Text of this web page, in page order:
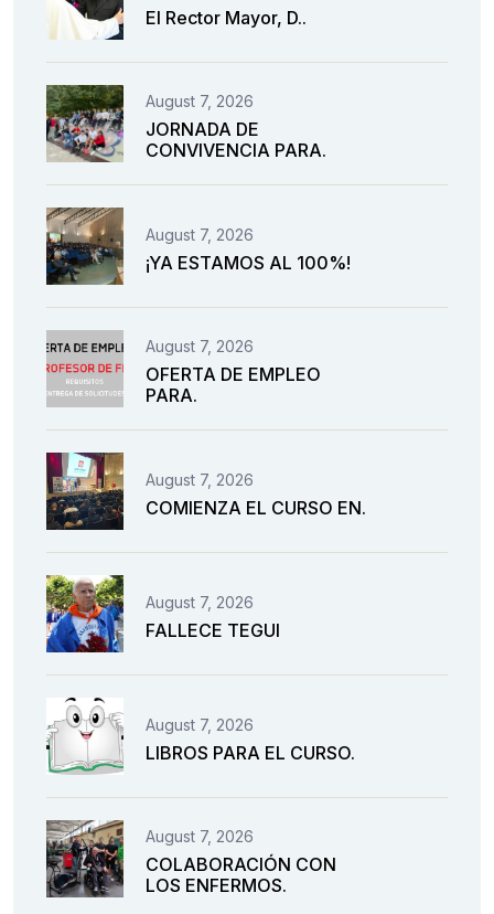
El Rector Mayor, D..
August 7, 2026
JORNADA DE
CONVIVENCIA PARA.
August 7, 2026
¡YA ESTAMOS AL 100%!
August 7, 2026
OFERTA DE EMPLEO
PARA.
August 7, 2026
COMIENZA EL CURSO EN.
August 7, 2026
FALLECE TEGUI
August 7, 2026
LIBROS PARA EL CURSO.
August 7, 2026
COLABORACIÓN CON
LOS ENFERMOS.